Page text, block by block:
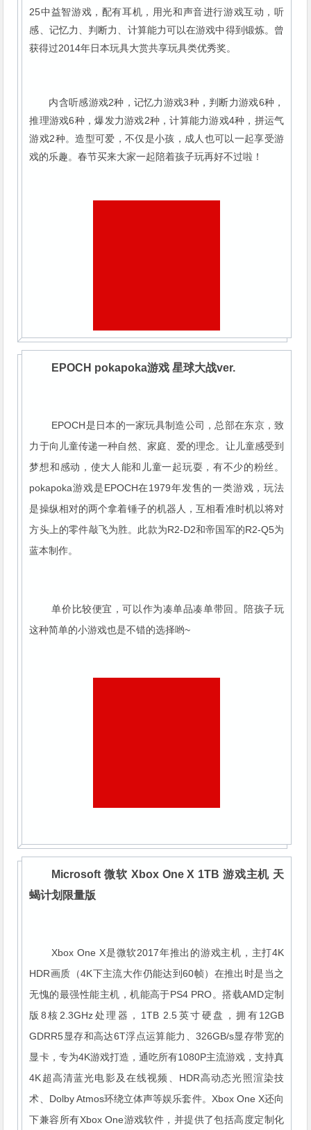
25中益智游戏，配有耳机，用光和声音进行游戏互动，听
感、记忆力、判断力、计算能力可以在游戏中得到锻炼。曾
获得过2014年日本玩具大赏共享玩具类优秀奖。
内含听感游戏2种，记忆力游戏3种，判断力游戏6种，
推理游戏6种，爆发力游戏2种，计算能力游戏4种，拼运气
游戏2种。造型可爱，不仅是小孩，成人也可以一起享受游
戏的乐趣。春节买来大家一起陪着孩子玩再好不过啦！
EPOCH pokapoka游戏 星球大战ver.
EPOCH是日本的一家玩具制造公司，总部在东京，致
力于向儿童传递一种自然、家庭、爱的理念。让儿童感受到
梦想和感动，使大人能和儿童一起玩耍，有不少的粉丝。
pokapoka游戏是EPOCH在1979年发售的一类游戏，玩法
是操纵相对的两个拿着锤子的机器人，互相看准时机以将对
方头上的零件敲飞为胜。此款为R2-D2和帝国军的R2-Q5为
蓝本制作。
单价比较便宜，可以作为凑单品凑单带回。陪孩子玩
这种简单的小游戏也是不错的选择哟~
Microsoft 微软 Xbox One X 1TB 游戏主机 天
蝎计划限量版
Xbox One X是微软2017年推出的游戏主机，主打4K
HDR画质（4K下主流大作仍能达到60帧）在推出时是当之
无愧的最强性能主机，机能高于PS4 PRO。搭载AMD定制
版8核2.3GHz处理器，1TB 2.5英寸硬盘，拥有12GB
GDRR5显存和高达6T浮点运算能力、326GB/s显存带宽的
显卡，专为4K游戏打造，通吃所有1080P主流游戏，支持真
4K超高清蓝光电影及在线视频、HDR高动态光照渲染技
术、Dolby Atmos环绕立体声等娱乐套件。Xbox One X还向
下兼容所有Xbox One游戏软件，并提供了包括高度定制化